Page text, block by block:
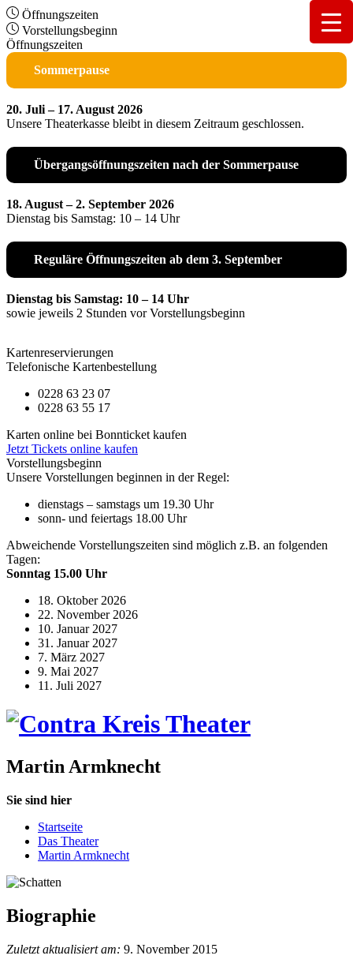
Öffnungszeiten
Vorstellungsbeginn
Öffnungszeiten
Sommerpause
20. Juli – 17. August 2026
Unsere Theaterkasse bleibt in diesem Zeitraum geschlossen.
Übergangsöffnungszeiten nach der Sommerpause
18. August – 2. September 2026
Dienstag bis Samstag: 10 – 14 Uhr
Reguläre Öffnungszeiten ab dem 3. September
Dienstag bis Samstag: 10 – 14 Uhr
sowie jeweils 2 Stunden vor Vorstellungsbeginn
Kartenreservierungen
Telefonische Kartenbestellung
0228 63 23 07
0228 63 55 17
Karten online bei Bonnticket kaufen
Jetzt Tickets online kaufen
Vorstellungsbeginn
Unsere Vorstellungen beginnen in der Regel:
dienstags – samstags um 19.30 Uhr
sonn- und feiertags 18.00 Uhr
Abweichende Vorstellungszeiten sind möglich z.B. an folgenden
Tagen:
Sonntag 15.00 Uhr
18. Oktober 2026
22. November 2026
10. Januar 2027
31. Januar 2027
7. März 2027
9. Mai 2027
11. Juli 2027
Martin Armknecht
Sie sind hier
Startseite
Das Theater
Martin Armknecht
Biographie
Zuletzt aktualisiert am: 9. November 2015